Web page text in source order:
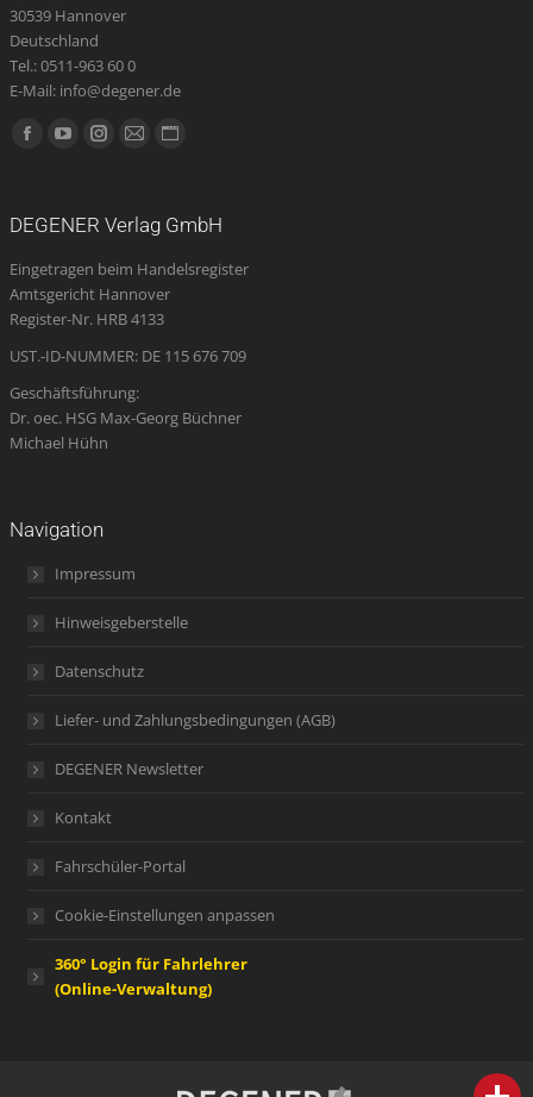
30539 Hannover
Deutschland
Tel.: 0511-963 60 0
E-Mail: info@degener.de
Finden Sie uns auf:
Facebook
new
window
YouTube
new
window
Instagram
new
window
E-
opens
in
new
Website
new
DEGENER Verlag GmbH
Eingetragen beim Handelsregister
Amtsgericht Hannover
Register-Nr. HRB 4133
UST.-ID-NUMMER: DE 115 676 709
Geschäftsführung:
Dr. oec. HSG Max-Georg Büchner
Michael Hühn
Navigation
Impressum
Hinweisgeberstelle
Datenschutz
Liefer- und Zahlungsbedingungen (AGB)
DEGENER Newsletter
Kontakt
Fahrschüler-Portal
Cookie-Einstellungen anpassen
360° Login für Fahrlehrer
(Online-Verwaltung)
person IHR FACHBERATER